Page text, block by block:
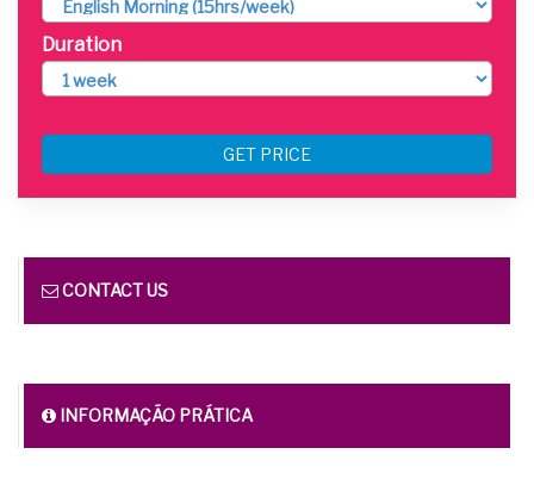
Duration
GET PRICE
CONTACT US
INFORMAÇÃO PRÁTICA